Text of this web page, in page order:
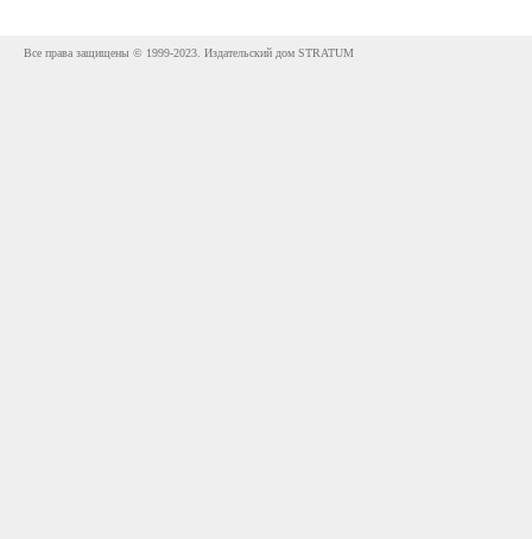
Все права защищены © 1999-2023. Издательский дом STRATUM